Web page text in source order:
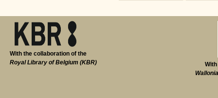
With the collaboration of the
Royal Library of Belgium (KBR)